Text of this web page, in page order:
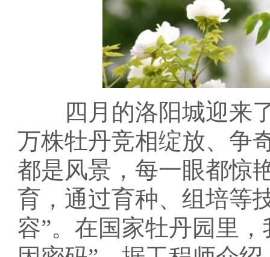
四月的洛阳城迎来了
万株牡丹竞相绽放、争
都是风景，每一眼都惊
育，通过育种、组培等
容”。在国家牡丹园里